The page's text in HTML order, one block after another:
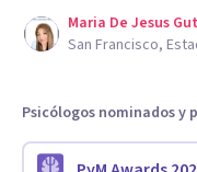
Maria De Jesus
San Francisco,
Psicólogos nominados y